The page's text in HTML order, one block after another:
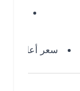
أسرع
سعر أعلى عند